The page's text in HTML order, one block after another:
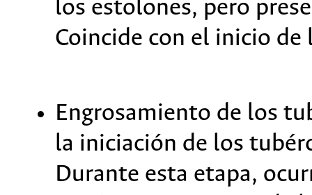
los estolones, pero
Coincide con el inicio
Engrosamiento de los
la iniciación de los
Durante esta etapa,